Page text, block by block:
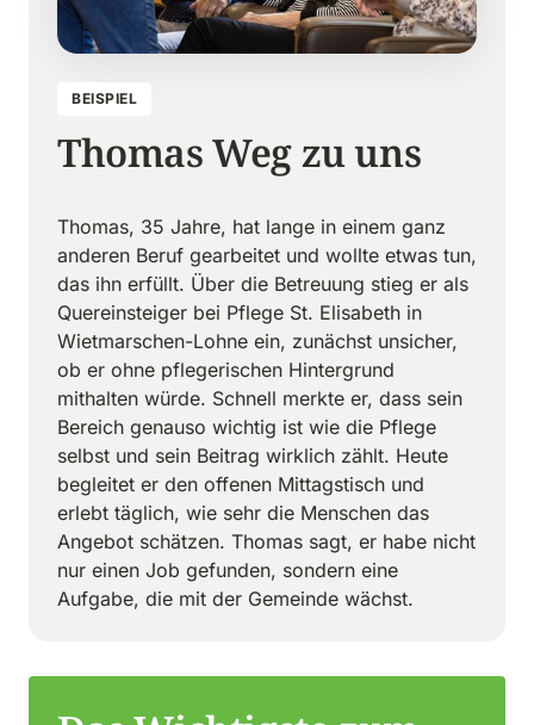
BEISPIEL
Thomas Weg zu uns
Thomas, 35 Jahre, hat lange in einem ganz
anderen Beruf gearbeitet und wollte etwas tun,
das ihn erfüllt. Über die Betreuung stieg er als
Quereinsteiger bei Pflege St. Elisabeth in
Wietmarschen-Lohne ein, zunächst unsicher,
ob er ohne pflegerischen Hintergrund
mithalten würde. Schnell merkte er, dass sein
Bereich genauso wichtig ist wie die Pflege
selbst und sein Beitrag wirklich zählt. Heute
begleitet er den offenen Mittagstisch und
erlebt täglich, wie sehr die Menschen das
Angebot schätzen. Thomas sagt, er habe nicht
nur einen Job gefunden, sondern eine
Aufgabe, die mit der Gemeinde wächst.